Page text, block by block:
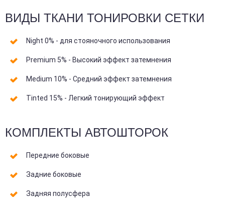
ВИДЫ ТКАНИ ТОНИРОВКИ СЕТКИ
Night 0% - для стояночного использования
Premium 5% - Высокий эффект затемнения
Medium 10% - Средний эффект затемнения
Tinted 15% - Легкий тонирующий эффект
КОМПЛЕКТЫ АВТОШТОРОК
Передние боковые
Задние боковые
Задняя полусфера